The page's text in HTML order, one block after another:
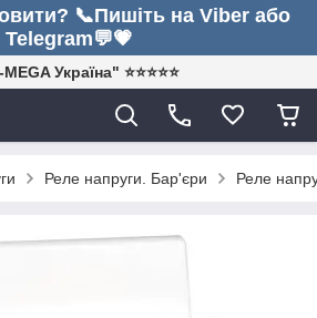
📞Пишіть на Viber або
Telegram💬💗
Україна" ⭐⭐⭐⭐⭐
Реле напруги. Бар'єри Реле